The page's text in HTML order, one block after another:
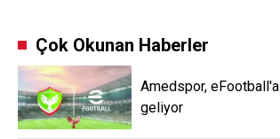
Çok Okunan Haberler
Amedspor, eFootball'a
geliyor